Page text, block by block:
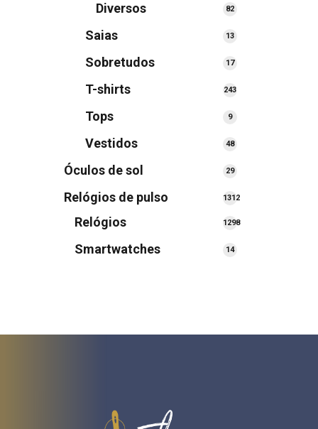
Diversos 8282
Saias 1313
Sobretudos 1717
T-shirts 243243
Tops 99
Vestidos 4848
Óculos de sol 2929
Relógios de pulso
1312
produtos
Relógios
1298
produtos
Smartwatches 1414